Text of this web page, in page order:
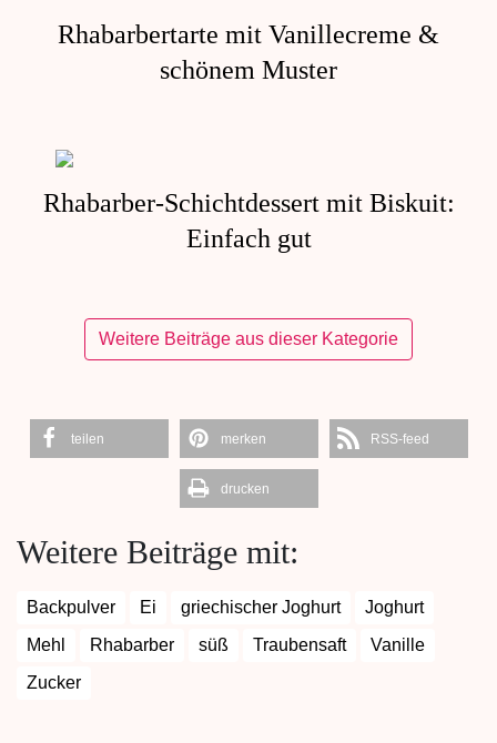
Rhabarbertarte mit Vanillecreme &
schönem Muster
Rhabarber-Schichtdessert mit Biskuit:
Einfach gut
Weitere Beiträge aus dieser Kategorie
teilen merken RSS-feed
drucken
Weitere Beiträge mit:
Backpulver Ei griechischer Joghurt
Joghurt
Mehl
Rhabarber süß Traubensaft
Vanille
Zucker